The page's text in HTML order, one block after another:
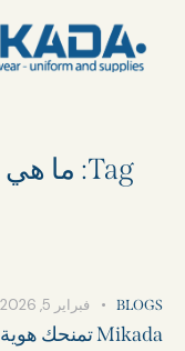
BLOGS فبراير 5, 2026
Mikada تمنحك هوية إحترافية تُجسّد رؤيتك بدقة